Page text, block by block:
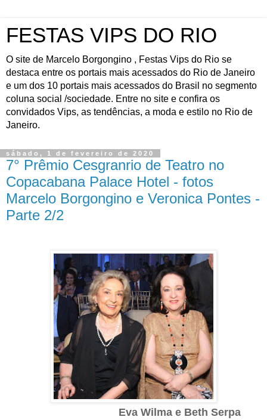
FESTAS VIPS DO RIO
O site de Marcelo Borgongino , Festas Vips do Rio se
destaca entre os portais mais acessados do Rio de Janeiro
e um dos 10 portais mais acessados do Brasil no segmento
coluna social /sociedade. Entre no site e confira os
convidados Vips, as tendências, a moda e estilo no Rio de
Janeiro.
sábado, 1 de fevereiro de 2020
7° Prêmio Cesgranrio de Teatro no
Copacabana Palace Hotel - fotos
Marcelo Borgongino e Veronica Pontes -
Parte 2/2
Eva Wilma e Beth Serpa